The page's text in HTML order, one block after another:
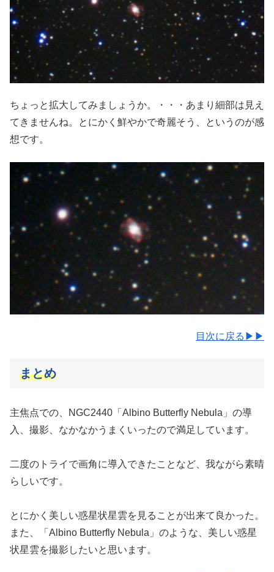
ちょっと拡大してみましょうか。・・・あまり細部は見え
てきませんね。とにかく鮮やかで奇麗そう、というのが感
想です。
目次に戻る▶▶
まとめ
主焦点での、NGC2440「Albino Butterfly Nebula」の導
入、撮影、なかなかうまくいったので満足しています。
二度のトライで画角に導入できたことなど、我ながら素晴
らしいです。
とにかく美しい惑星状星雲を見ることが出来て良かった。
また、「Albino Butterfly Nebula」のような、美しい惑星
状星雲を撮影したいと思います。